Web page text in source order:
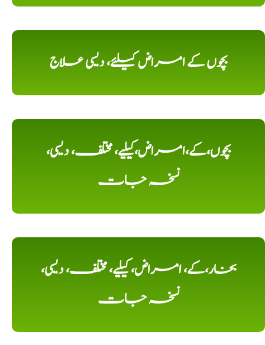
بچوں کے امراض کیلئے، دیسی علاج
بچوں،کے،امراض،کیلیے، مختلف، دیسی،
نسخہ جات
بخار،کے، امراض، کیلیے، مختلف، دیسی،
نسخہ جات